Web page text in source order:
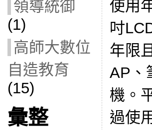
領導統御
(1)
高師大數位
自造教育
(15)
彙整
使用
吋
年限
AP、
機。
過使